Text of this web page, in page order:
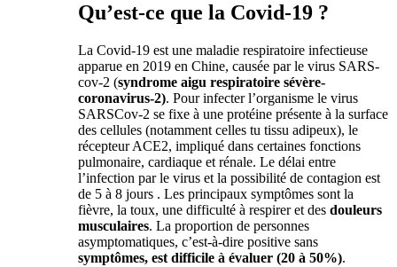
Qu’est-ce que la Covid-19 ?
La Covid-19 est une maladie respiratoire infectieuse
apparue en 2019 en Chine, causée par le virus SARS-
cov-2 (syndrome aigu respiratoire sévère-
coronavirus-2). Pour infecter l’organisme le virus
SARSCov-2 se fixe à une protéine présente à la surface
des cellules (notamment celles tu tissu adipeux), le
récepteur ACE2, impliqué dans certaines fonctions
pulmonaire, cardiaque et rénale. Le délai entre
l’infection par le virus et la possibilité de contagion est
de 5 à 8 jours . Les principaux symptômes sont la
fièvre, la toux, une difficulté à respirer et des douleurs
musculaires. La proportion de personnes
asymptomatiques, c’est-à-dire positive sans
symptômes, est difficile à évaluer (20 à 50%).